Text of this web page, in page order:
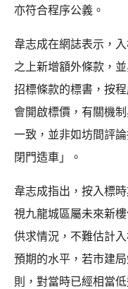
亦符合程序公義。
韋志成在網誌表示，
之上新增額外條款，
招標條款的標書，按
會開啟標價，有關機
一致，並非如坊間評
閉門造車」。
韋志成指出，按入標
視九龍城區屬未來新
供求情況，不難估計
預期的水平，若市建
則，對當時已經相當